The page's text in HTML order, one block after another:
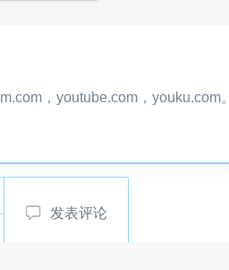
，youtube.com，youku.com。
发表评论